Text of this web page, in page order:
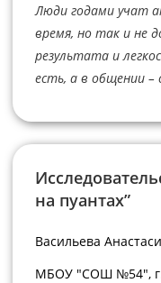
Люди годами учат
время, но так и не
результата и
есть, а в общении –
на пуантах”
Васильева
МБОУ "СОШ №54",